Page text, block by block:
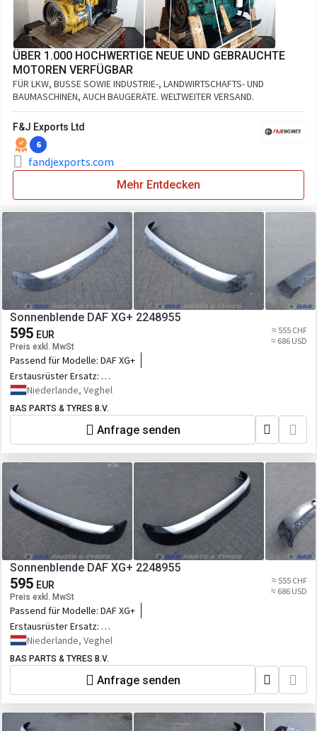
ÜBER 1.000 HOCHWERTIGE NEUE UND GEBRAUCHTE
MOTOREN VERFÜGBAR
FÜR LKW, BUSSE SOWIE INDUSTRIE-, LANDWIRTSCHAFTS- UND
BAUMASCHINEN, AUCH BAUGERÄTE. WELTWEITER VERSAND.
F&J Exports Ltd
6
fandjexports.com
Mehr Entdecken
Sonnenblende DAF XG+ 2248955
595 EUR
Preis exkl. MwSt
≈ 555 CHF
≈ 686 USD
Passend für Modelle: DAF XG+
Erstausrüster Ersatz:
2248955,2328745,2398379,D2248955UPCOMPL,5.00252
Niederlande, Veghel
BAS PARTS & TYRES B.V.
Anfrage senden
Sonnenblende DAF XG+ 2248955
595 EUR
Preis exkl. MwSt
≈ 555 CHF
≈ 686 USD
Passend für Modelle: DAF XG+
Erstausrüster Ersatz:
2248955,2328745,2398379,D2248955UPCOMPL,5.00252
Niederlande, Veghel
BAS PARTS & TYRES B.V.
Anfrage senden